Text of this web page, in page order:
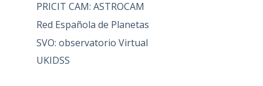
PRICIT CAM: ASTROCAM
Red Española de Planetas
SVO: observatorio Virtual
UKIDSS